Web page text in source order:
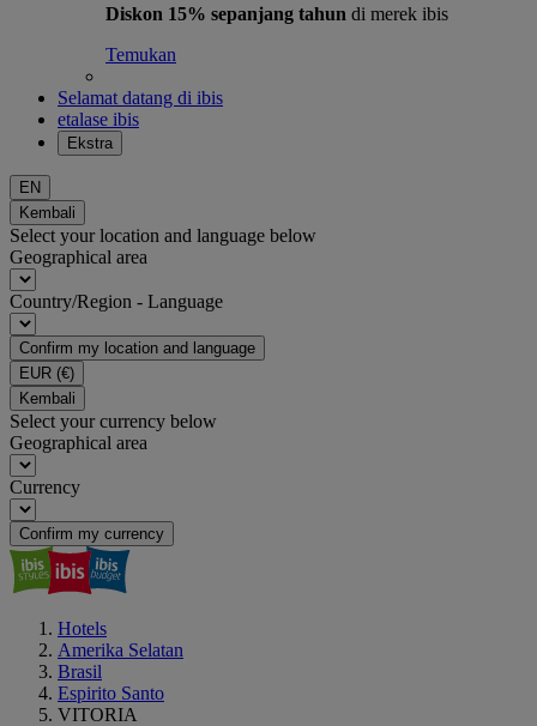
Diskon 15% sepanjang tahun di merek ibis
Temukan
Selamat datang di ibis
etalase ibis
Ekstra
EN
Kembali
Select your location and language below
Geographical area
Country/Region - Language
Confirm my location and language
EUR (€)
Kembali
Select your currency below
Geographical area
Currency
Confirm my currency
Hotels
Amerika Selatan
Brasil
Espirito Santo
VITORIA